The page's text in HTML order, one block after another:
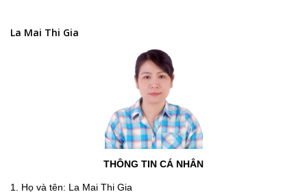
La Mai Thi Gia
THÔNG TIN CÁ NHÂN
1. Họ và tên: La Mai Thi Gia